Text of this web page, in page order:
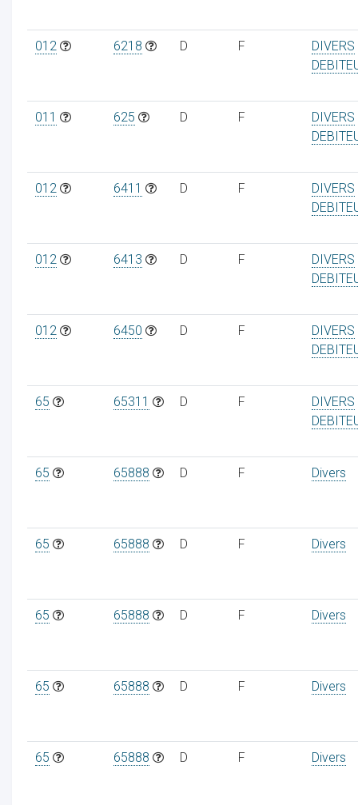
012 6218 D F
DIVERS
011 625 D F
DIVERS
012 6411 D F
DIVERS
012 6413 D F
DIVERS
012 6450 D F
DIVERS
65 65311 D F
DIVERS
65 65888 D F Divers
65 65888 D F Divers
65 65888 D F Divers
65 65888 D F Divers
65 65888 D F Divers